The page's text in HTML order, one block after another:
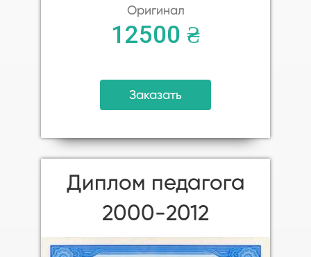
Оригинал
12500 ₴
Заказать
Диплом педагога
2000-2012